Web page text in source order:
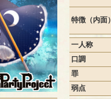
特徴（内面）
一人称
口調
罪
弱点